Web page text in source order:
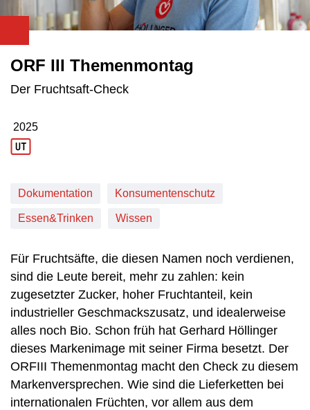
ORF III Themenmontag
Der Fruchtsaft-Check
Produktionsjahr: 2025
2025
Dokumentation Konsumentenschutz
Essen&Trinken Wissen
Für Fruchtsäfte, die diesen Namen noch verdienen,
sind die Leute bereit, mehr zu zahlen: kein
zugesetzter Zucker, hoher Fruchtanteil, kein
industrieller Geschmackszusatz, und idealerweise
alles noch Bio. Schon früh hat Gerhard Höllinger
dieses Markenimage mit seiner Firma besetzt. Der
ORFIII Themenmontag macht den Check zu diesem
Markenversprechen. Wie sind die Lieferketten bei
internationalen Früchten, vor allem aus dem